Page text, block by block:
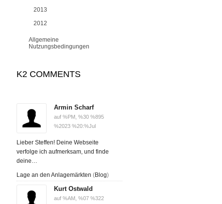
2013
2012
Allgemeine
Nutzungsbedingungen
K2 COMMENTS
Armin Scharf
auf %PM, %30 %895
%2023 %20:%Jul
Lieber Steffen! Deine Webseite
verfolge ich aufmerksam, und finde
deine…
Lage an den Anlagemärkten (Blog)
Kurt Ostwald
auf %AM, %07 %322